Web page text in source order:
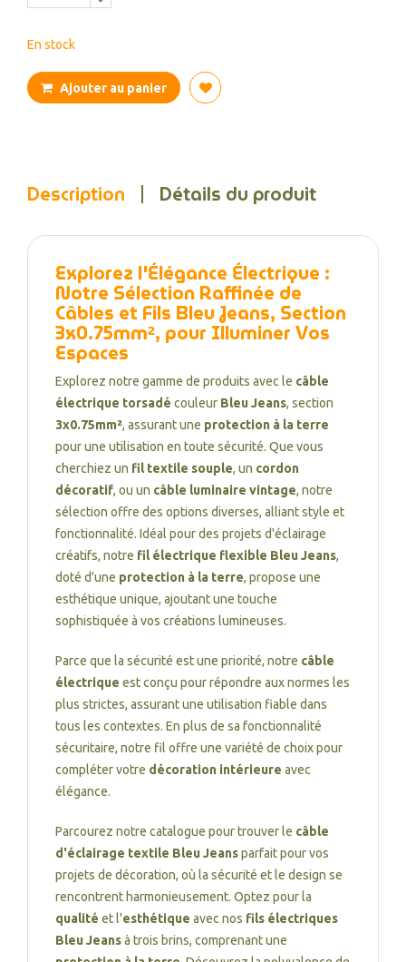
En stock
Ajouter au panier
Description Détails du produit
Explorez l'Élégance Électrique :
Notre Sélection Raffinée de
Câbles et Fils Bleu Jeans, Section
3x0.75mm², pour Illuminer Vos
Espaces
Explorez notre gamme de produits avec le câble
électrique torsadé couleur Bleu Jeans, section
3x0.75mm², assurant une protection à la terre
pour une utilisation en toute sécurité. Que vous
cherchiez un fil textile souple, un cordon
décoratif, ou un câble luminaire vintage, notre
sélection offre des options diverses, alliant style et
fonctionnalité. Idéal pour des projets d'éclairage
créatifs, notre fil électrique flexible Bleu Jeans,
doté d'une protection à la terre, propose une
esthétique unique, ajoutant une touche
sophistiquée à vos créations lumineuses.
Parce que la sécurité est une priorité, notre câble
électrique est conçu pour répondre aux normes les
plus strictes, assurant une utilisation fiable dans
tous les contextes. En plus de sa fonctionnalité
sécuritaire, notre fil offre une variété de choix pour
compléter votre décoration intérieure avec
élégance.
Parcourez notre catalogue pour trouver le câble
d'éclairage textile Bleu Jeansparfait pour vos
projets de décoration, où la sécurité et le design se
rencontrent harmonieusement. Optez pour la
qualité et l'esthétique avec nos fils électriques
Bleu Jeansà trois brins, comprenant une